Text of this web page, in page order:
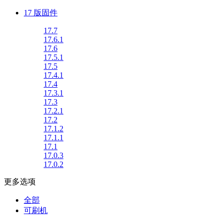
17 版固件
17.7
17.6.1
17.6
17.5.1
17.5
17.4.1
17.4
17.3.1
17.3
17.2.1
17.2
17.1.2
17.1.1
17.1
17.0.3
17.0.2
更多选项
全部
可刷机